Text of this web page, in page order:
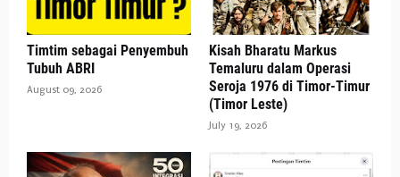
Timtim sebagai Penyembuh
Tubuh ABRI
August 09, 2026
Kisah Bharatu Markus
Temaluru dalam Operasi
Seroja 1976 di Timor-Timur
(Timor Leste)
July 19, 2026